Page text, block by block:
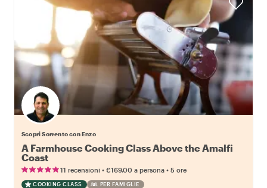
Scopri Sorrento con Enzo
A Farmhouse Cooking Class Above the Amalfi
Coast
11 recensioni • €169.00 a persona • 5 ore
COOKING CLASS PER FAMIGLIE